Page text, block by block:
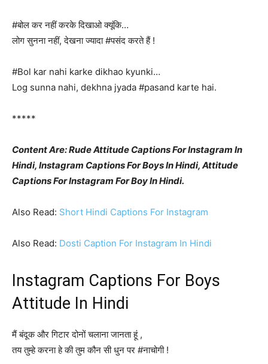
#बोल कर नहीं करके दिखाओ क्यूंकि…
लोग सुनना नहीं, देखना ज्यादा #पसंद करते हैं !
#Bol kar nahi karke dikhao kyunki…
Log sunna nahi, dekhna jyada #pasand karte hai.
*****
Content Are: Rude Attitude Captions For Instagram In
Hindi, Instagram Captions For Boys In Hindi, Attitude
Captions For Instagram For Boy In Hindi.
Also Read: Short Hindi Captions For Instagram
Also Read: Dosti Caption For Instagram In Hindi
Instagram Captions For Boys
Attitude In Hindi
मैं बंदूक और गिटार दोनों चलाना जानता हूं ,
तय तुम्हे करना हे की तुम कौन सी धुन पर #नाचोगी !